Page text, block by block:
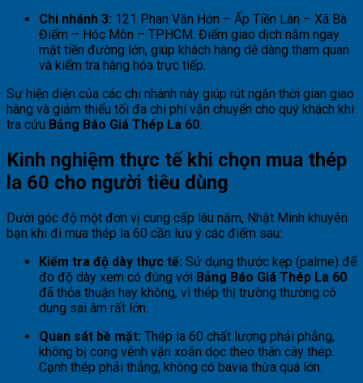
Chi nhánh 3: 121 Phan Văn Hớn – Ấp Tiền Lân – Xã Bà
Điểm – Hóc Môn – TPHCM. Điểm giao dịch nằm ngay
mặt tiền đường lớn, giúp khách hàng dễ dàng tham quan
và kiểm tra hàng hóa trực tiếp.
Sự hiện diện của các chi nhánh này giúp rút ngắn thời gian giao
hàng và giảm thiểu tối đa chi phí vận chuyển cho quý khách khi
tra cứu Bảng Báo Giá Thép La 60.
Kinh nghiệm thực tế khi chọn mua thép
la 60 cho người tiêu dùng
Dưới góc độ một đơn vị cung cấp lâu năm, Nhật Minh khuyên
bạn khi đi mua thép la 60 cần lưu ý các điểm sau:
Kiểm tra độ dày thực tế: Sử dụng thước kẹp (palme) để
đo độ dày xem có đúng với Bảng Báo Giá Thép La 60
đã thỏa thuận hay không, vì thép thị trường thường có
dung sai âm rất lớn.
Quan sát bề mặt: Thép la 60 chất lượng phải phẳng,
không bị cong vênh vặn xoắn dọc theo thân cây thép.
Cạnh thép phải thẳng, không có bavia thừa quá lớn.